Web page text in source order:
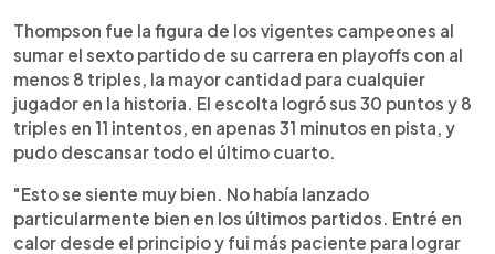
Thompson fue la figura de los vigentes campeones al
sumar el sexto partido de su carrera en playoffs con al
menos 8 triples, la mayor cantidad para cualquier
jugador en la historia. El escolta logró sus 30 puntos y 8
triples en 11 intentos, en apenas 31 minutos en pista, y
pudo descansar todo el último cuarto.
"Esto se siente muy bien. No había lanzado
particularmente bien en los últimos partidos. Entré en
calor desde el principio y fui más paciente para lograr